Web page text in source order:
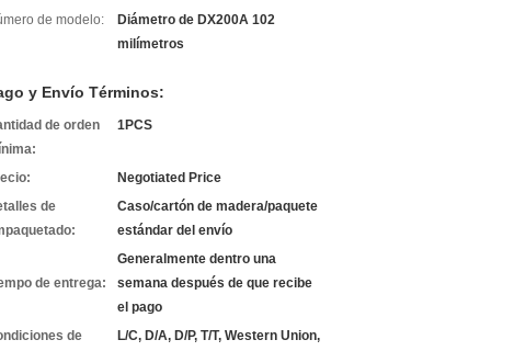
de modelo:
Diámetro de DX200A 102
milímetros
y Envío Términos:
de orden
1PCS
Negotiated Price
de
Caso/cartón de madera/paquete
estándar del envío
de entrega:
Generalmente dentro una
semana después de que recibe
el pago
de
L/C, D/A, D/P, T/T, Western Union,